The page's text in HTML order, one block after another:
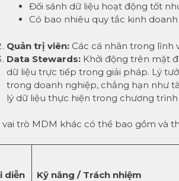
Đối sánh dữ liệu hoạt động tốt
Có bao nhiêu quy tắc kinh
Quản trị viên: Các cá nhân trong lĩnh
Data Stewards: Khởi động trên mặt
dữ liệu trực tiếp trong giải pháp. Lý
trong doanh nghiệp, chẳng hạn như
lý dữ liệu thực hiện trong chương
vai trò MDM khác có thể bao gồm và
diễn Kỹ năng / Trách nhiệm